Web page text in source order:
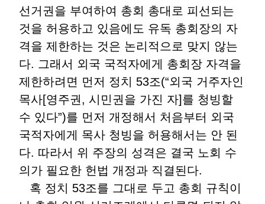
선거권을 부여하여 총회 총대로 피선되는
것을 허용하고 있음에도 유독 총회장의 자
격을 제한하는 것은 논리적으로 맞지 않는
다. 그래서 외국 국적자에게 총회장 자격을
제한하려면 먼저 정치 53조(“외국 거주자인
목사[영주권, 시민권을 가진 자]를 청빙할
수 있다”)를 먼저 개정해서 처음부터 외국
국적자에게 목사 청빙을 허용해서는 안 된
다. 따라서 위 주장의 성격은 결국 노회 수
의가 필요한 헌법 개정과 직결된다.
혹 정치 53조를 그대로 두고 총회 규칙이